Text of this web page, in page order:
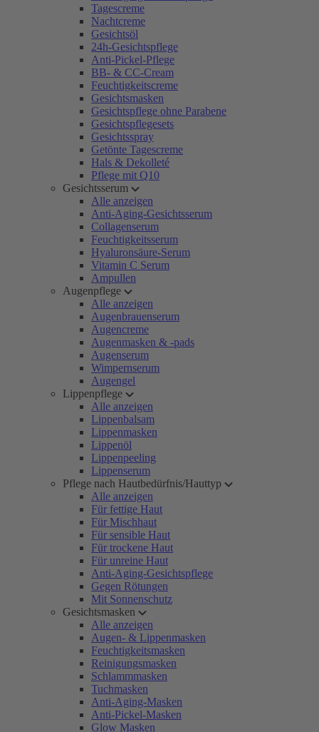
Tagescreme
Nachtcreme
Gesichtsöl
24h-Gesichtspflege
Anti-Pickel-Pflege
BB- & CC-Cream
Feuchtigkeitscreme
Gesichtsmasken
Gesichtspflege ohne Parabene
Gesichtspflegesets
Gesichtsspray
Getönte Tagescreme
Hals & Dekolleté
Pflege mit Q10
Gesichtsserum
Alle anzeigen
Anti-Aging-Gesichtsserum
Collagenserum
Feuchtigkeitsserum
Hyaluronsäure-Serum
Vitamin C Serum
Ampullen
Augenpflege
Alle anzeigen
Augenbrauenserum
Augencreme
Augenmasken & -pads
Augenserum
Wimpernserum
Augengel
Lippenpflege
Alle anzeigen
Lippenbalsam
Lippenmasken
Lippenöl
Lippenpeeling
Lippenserum
Pflege nach Hautbedürfnis/Hauttyp
Alle anzeigen
Für fettige Haut
Für Mischhaut
Für sensible Haut
Für trockene Haut
Für unreine Haut
Anti-Aging-Gesichtspflege
Gegen Rötungen
Mit Sonnenschutz
Gesichtsmasken
Alle anzeigen
Augen- & Lippenmasken
Feuchtigkeitsmasken
Reinigungsmasken
Schlammmasken
Tuchmasken
Anti-Aging-Masken
Anti-Pickel-Masken
Glow Masken